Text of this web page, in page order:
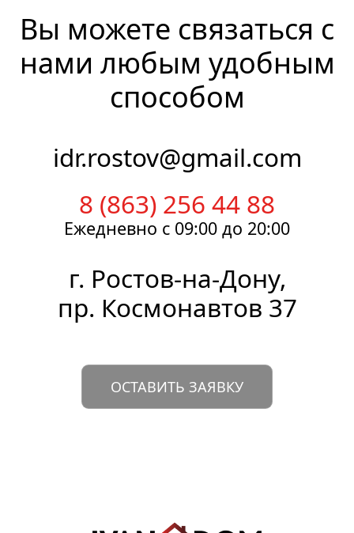
Вы можете связаться с
нами любым удобным
способом
8 (863) 256 44 88
idr.rostov@gmail.com
г. Ростов-на-Дону,
пр. Космонавтов 37
Ежедневно с 09:00 до 20:00
ОСТАВИТЬ ЗАЯВКУ